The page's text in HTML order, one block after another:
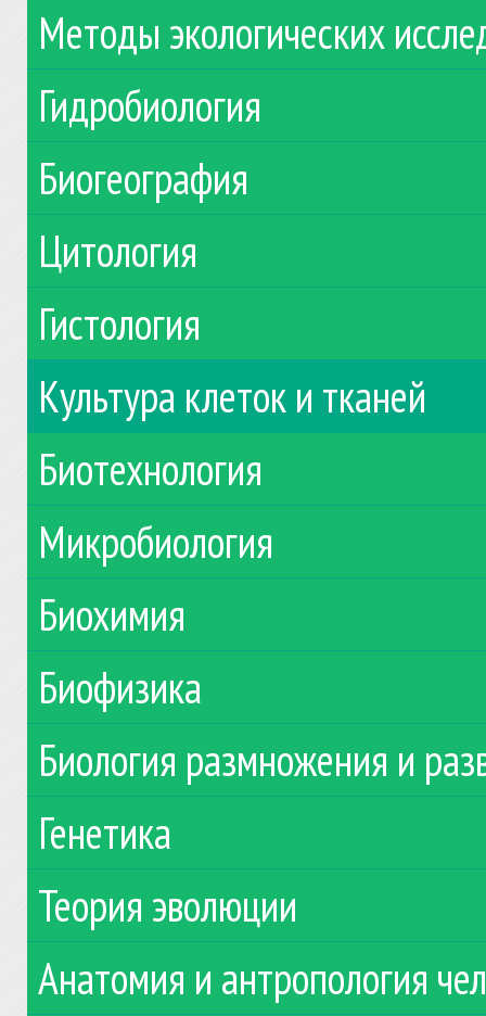
Методы экологических
Гидробиология
Биогеография
Цитология
Гистология
Культура клеток и тканей
Биотехнология
Микробиология
Биохимия
Биофизика
Биология размножения и
Генетика
Теория эволюции
Анатомия и антропология